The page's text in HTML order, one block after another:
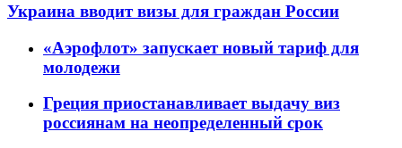
Украина вводит визы для граждан России
«Аэрофлот» запускает новый тариф для
молодежи
Греция приостанавливает выдачу виз
россиянам на неопределенный срок